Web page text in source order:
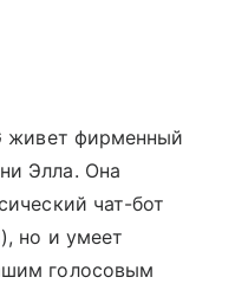
живет фирменный
Элла. Она
чат-бот
но и умеет
голосовым